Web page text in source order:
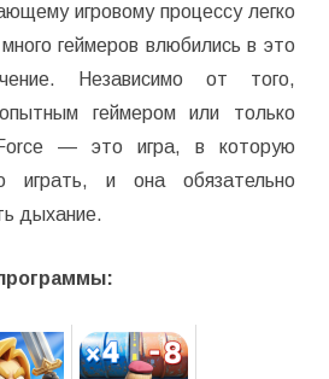
игровому процессу легко
геймеров влюбились в это
Независимо от того,
геймером или только
— это игра, в которую
играть, и она обязательно
дыхание.